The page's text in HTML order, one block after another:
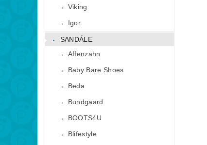
Viking
Igor
SANDÁLE
Affenzahn
Baby Bare Shoes
Beda
Bundgaard
BOOTS4U
Blifestyle